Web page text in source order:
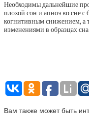
Необходимы дальнейшие
плохой сон и апноэ во сне
когнитивным снижением, а
изменениями в образцах
Вам также может быть